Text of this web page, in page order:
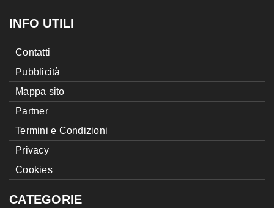
INFO UTILI
Contatti
Pubblicità
Mappa sito
Partner
Termini e Condizioni
Privacy
Cookies
CATEGORIE